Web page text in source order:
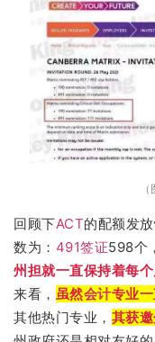
回顾下ACT的配额发
数为： 491签证598个
州担就一直保持着每
来看， 虽然会计专业
其他热门专业， 其获